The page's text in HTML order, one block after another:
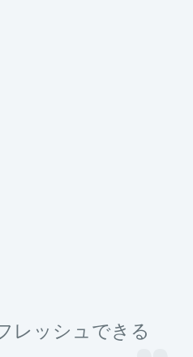
レッシュできる